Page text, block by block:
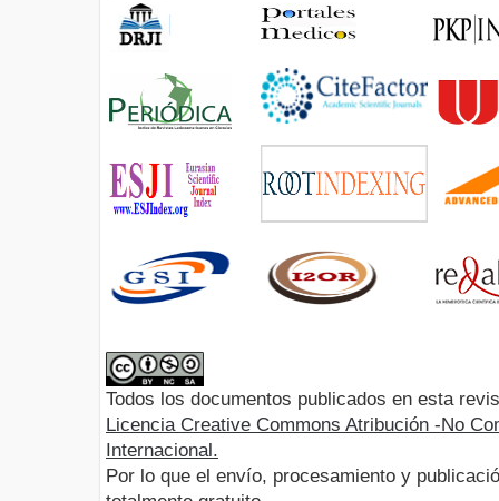
Todos los documentos publicados en esta
Licencia Creative Commons Atribución -No
Internacional.
Por lo que el envío, procesamiento y